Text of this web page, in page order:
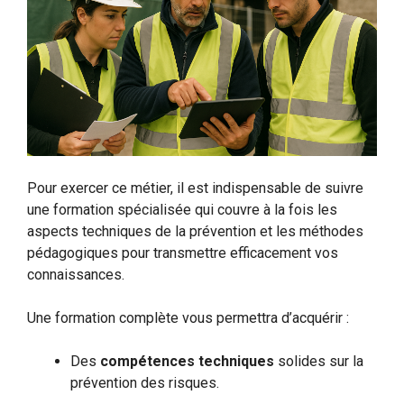
Pour exercer ce métier, il est indispensable de suivre
une formation spécialisée qui couvre à la fois les
aspects techniques de la prévention et les méthodes
pédagogiques pour transmettre efficacement vos
connaissances.
Une formation complète vous permettra d’acquérir :
Des compétences techniques solides sur la
prévention des risques.